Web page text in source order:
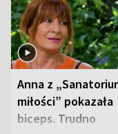
Anna z
miłości” pokazała
biceps. Trudno